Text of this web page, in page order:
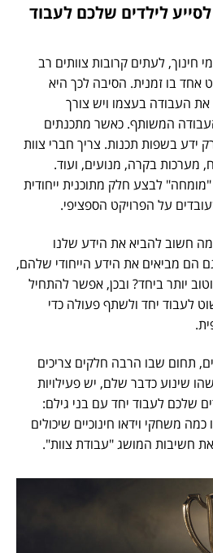
לסייע לילדים שלכם לעבוד
חינוך, לעתים קרובות צוותים רב
אחד בו זמנית. הסיבה לכך היא
העבודה בעצמו ויש צורך
המשותף. כאשר מתכנתים
ידע בשפות תכנות. צריך חברי צוות
מערכות בקרה, מנועים, ועוד.
לבצע חלק מתוכנית ייחודית
על הפרויקט הספציפי.
חשוב להביא את הידע שלנו
הם מביאים את הידע הייחודי שלהם,
יותר ביחד? ובכן, אפשר להתחיל
לעבוד יחד ולשתף פעולה כדי
תחום שבו הרבה חלקים צריכים
שינוע כדבר שלם, יש פעילויות
שלכם לעבוד יחד עם בני גילם:
משחקי וידאו חינוכיים שיכולים
חשיבות המושג "עבודת צוות".